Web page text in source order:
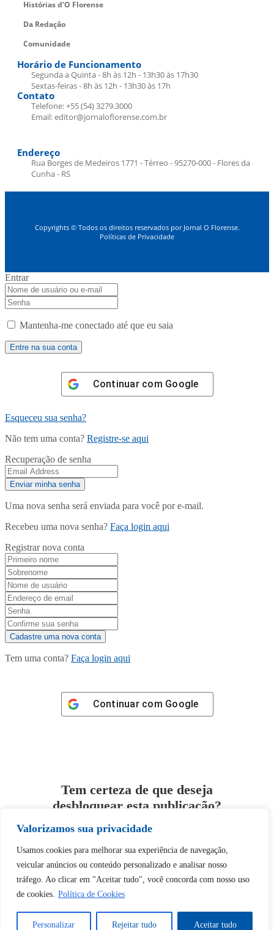
Valorizamos sua privacidade
Usamos cookies para melhorar sua experiência de navegação,
veicular anúncios ou conteúdo personalizado e analisar nosso
tráfego. Ao clicar em "Aceitar tudo", você concorda com nosso uso
de cookies. Política de Cookies
Personalizar Rejeitar tudo Aceitar tudo
Histórias d’O Florense
Da Redação
Comunidade
Horário de Funcionamento
Segunda a Quinta - 8h às 12h - 13h30 às 17h30
Sextas-feiras - 8h às 12h - 13h30 às 17h
Contato
Telefone: +55 (54) 3279.3000
Email: editor@jornaloflorense.com.br
Endereço
Rua Borges de Medeiros 1771 - Térreo - 95270-000 - Flores da
Cunha - RS
Copyrights © Todos os direitos reservados por Jornal O Florense.
Políticas de Privacidade
Entrar
Mantenha-me conectado até que eu saia
Continuar com Google
Esqueceu sua senha?
Não tem uma conta? Registre-se aqui
Recuperação de senha
Uma nova senha será enviada para você por e-mail.
Recebeu uma nova senha? Faça login aqui
Registrar nova conta
Tem uma conta? Faça login aqui
Continuar com Google
Tem certeza de que deseja
desbloquear esta publicação?
Sim Não